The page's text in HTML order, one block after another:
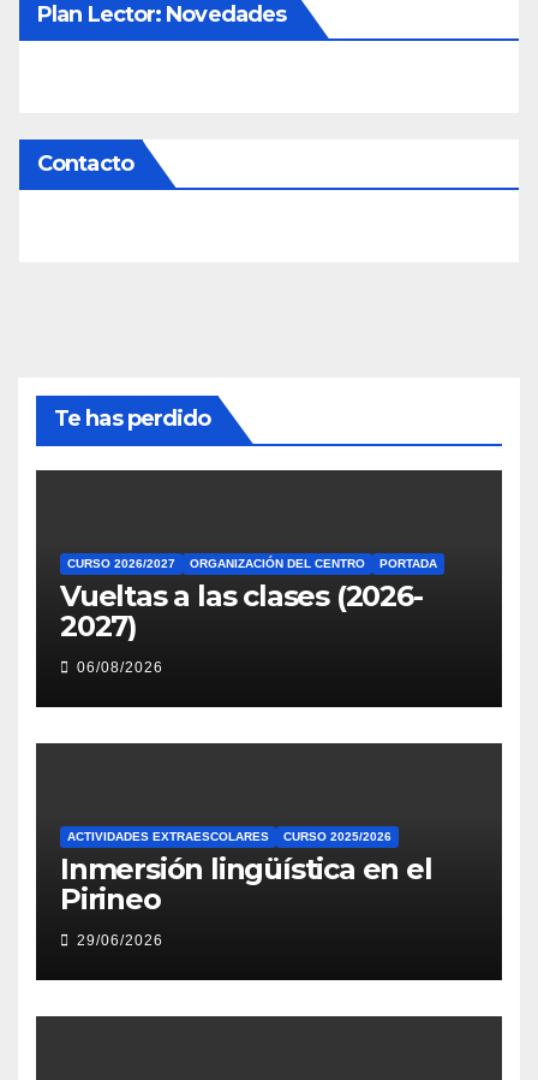
Plan Lector: Novedades
Contacto
Te has perdido
CURSO 2026/2027 ORGANIZACIÓN DEL CENTRO PORTADA
Vueltas a las clases (2026-
2027)
06/08/2026
ACTIVIDADES EXTRAESCOLARES CURSO 2025/2026
Inmersión lingüística en el
Pirineo
29/06/2026